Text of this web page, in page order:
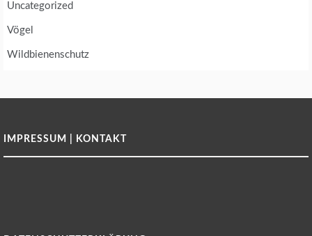
Uncategorized
Vögel
Wildbienenschutz
IMPRESSUM | KONTAKT